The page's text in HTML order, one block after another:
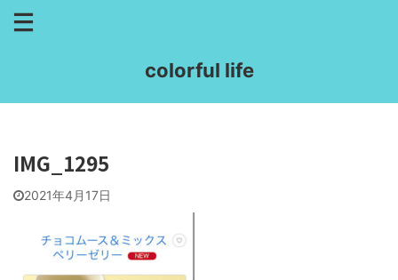
colorful life
IMG_1295
2021年4月17日